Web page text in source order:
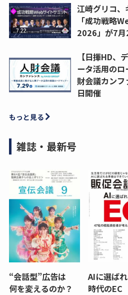
江崎グリコ、
「成功戦略
2026」が7
【日揮HD、
ータ活用の
財会議カン
日開催
もっと見る
雑誌・最新号
“会話型”広告は
何を変えるのか？
AIに選ば
時代のEC